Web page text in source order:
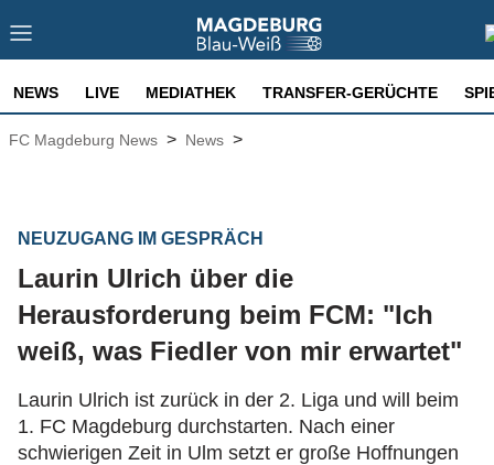
NEWS LIVE MEDIATHEK TRANSFER-GERÜCHTE
FC Magdeburg News > News >
NEUZUGANG IM GESPRÄCH
Laurin Ulrich über die
Herausforderung beim FCM: "Ich
weiß, was Fiedler von mir erwartet"
Laurin Ulrich ist zurück in der 2. Liga und will beim
1. FC Magdeburg durchstarten. Nach einer
schwierigen Zeit in Ulm setzt er große Hoffnungen